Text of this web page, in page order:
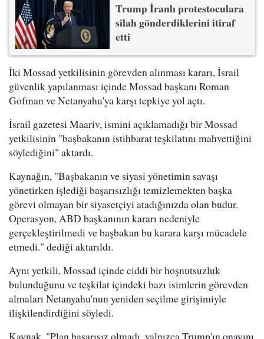
Trump İranlı protestoculara
silah gönderdiklerini itiraf
etti
İki Mossad yetkilisinin görevden alınması kararı, İsrail
güvenlik yapılanması içinde Mossad başkanı Roman
Gofman ve Netanyahu'ya karşı tepkiye yol açtı.
İsrail gazetesi Maariv, ismini açıklamadığı bir Mossad
yetkilisinin "başbakanın istihbarat teşkilatını mahvettiğini
söylediğini" aktardı.
Kaynağın, "Başbakanın ve siyasi yönetimin savaşı
yönetirken işlediği başarısızlığı temizlemekten başka
görevi olmayan bir siyasetçiyi atadığınızda olan budur.
Operasyon, ABD başkanının kararı nedeniyle
gerçekleştirilmedi ve başbakan bu karara karşı mücadele
etmedi." dediği aktarıldı.
Aynı yetkili, Mossad içinde ciddi bir hoşnutsuzluk
bulunduğunu ve teşkilat içindeki bazı isimlerin görevden
almaları Netanyahu'nun yeniden seçilme girişimiyle
ilişkilendirdiğini söyledi.
Kaynak, "Plan başarısız olmadı, yalnızca Trump'ın onayını